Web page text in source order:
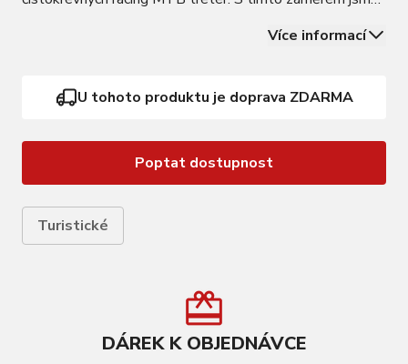
optimální torzní tuhostí a přilnavostí podešve, odolné i v
Více informací
U tohoto produktu je doprava ZDARMA
Poptat dostupnost
Turistické
DÁREK K OBJEDNÁVCE